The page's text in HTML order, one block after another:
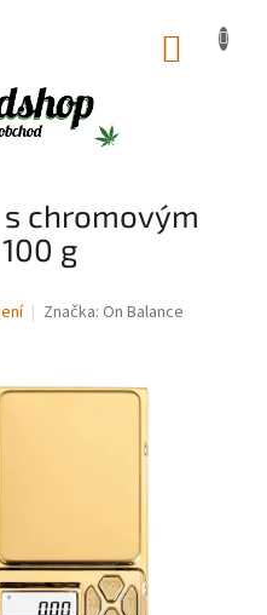
chromovým
g
Značka: On Balance